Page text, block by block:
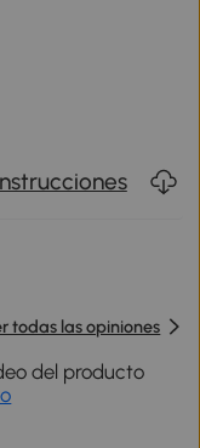
todas las opiniones
del producto